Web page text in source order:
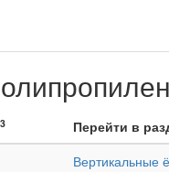
3
Перейти в
Вертикальные